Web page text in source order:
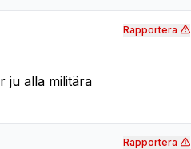
ju alla militära
Rapportera
Rapportera